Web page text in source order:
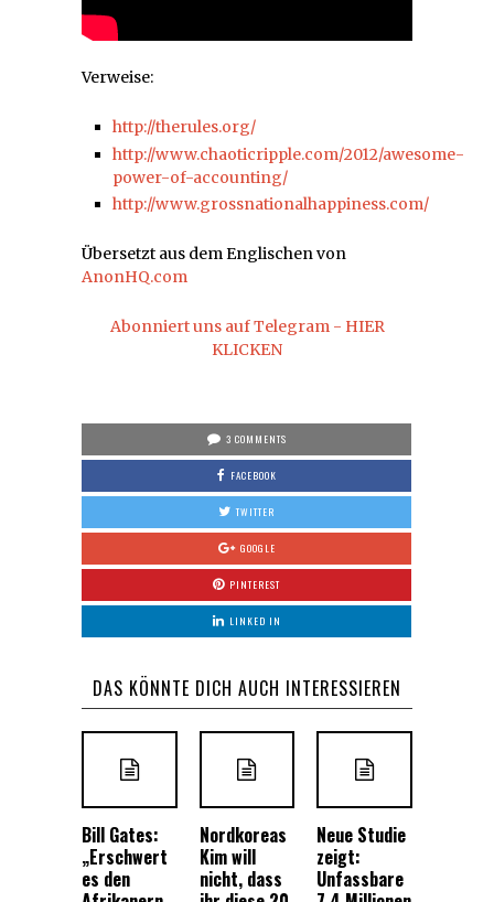
Verweise:
http://therules.org/
http://www.chaoticripple.com/2012/awesome-
power-of-accounting/
http://www.grossnationalhappiness.com/
Übersetzt aus dem Englischen von
AnonHQ.com
Abonniert uns auf Telegram - HIER
KLICKEN
3 COMMENTS
FACEBOOK
TWITTER
GOOGLE
PINTEREST
LINKED IN
DAS KÖNNTE DICH AUCH INTERESSIEREN
Bill Gates:
„Erschwert
es den
Nordkoreas
Kim will
nicht, dass
Neue Studie
zeigt:
Unfassbare